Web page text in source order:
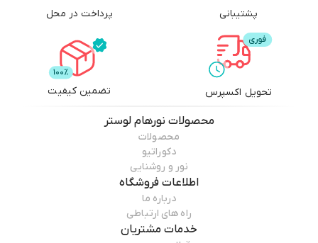
پشتیبانی پرداخت در محل
تحویل اکسپرس تضمین کیفیت
محصولات نورهام لوستر
محصولات
دکوراتیو
نور و روشنایی
اطلاعات فروشگاه
درباره ما
راه های ارتباطی
خدمات مشتریان